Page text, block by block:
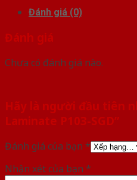
Đánh giá (0)
Đánh giá
Chưa có đánh giá nào.
Hãy là người đầu tiên
Laminate P103-SGD”
Đánh giá của bạn *
Nhận xét của bạn *